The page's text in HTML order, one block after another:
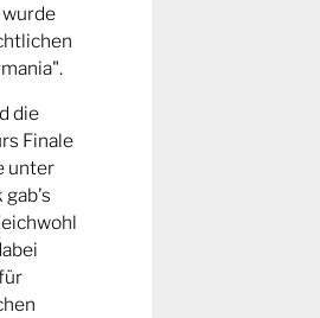
die
Finale
unter
gab's